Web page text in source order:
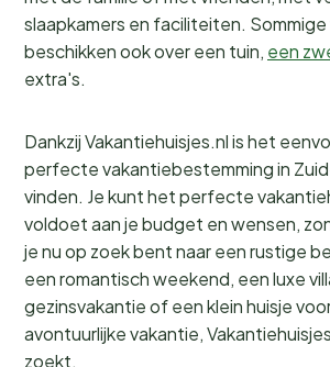
slaapkamers en faciliteiten. Sommige
beschikken ook over een tuin, een
extra's.
Dankzij Vakantiehuisjes.nl is het
perfecte vakantiebestemming in
vinden. Je kunt het perfecte
voldoet aan je budget en wensen,
je nu op zoek bent naar een rustige
een romantisch weekend, een luxe
gezinsvakantie of een klein huisje
avontuurlijke vakantie,
zoekt.